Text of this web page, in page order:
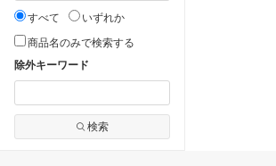
すべて
いずれか
商品名のみで検索する
除外キーワード
検索